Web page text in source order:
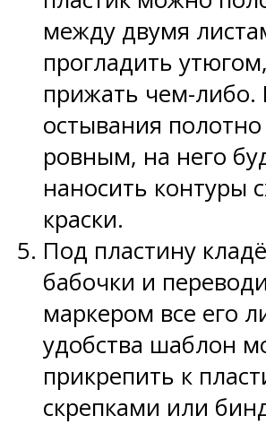
между двумя
прогладить
прижать чем-либо.
остывания полотно
ровным, на него
наносить контуры
краски.
Под пластину
бабочки и
маркером все его
удобства шаблон
прикрепить к
скрепками или